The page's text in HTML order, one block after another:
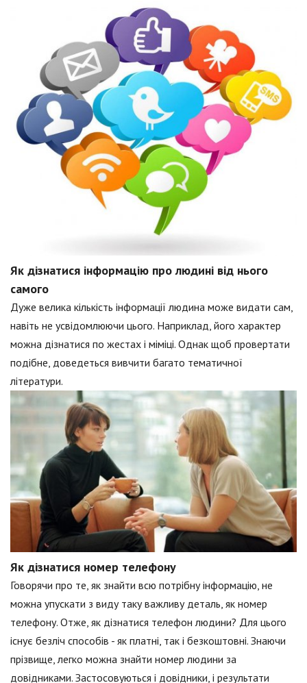
Як дізнатися інформацію про людині від нього
самого
Дуже велика кількість інформації людина може видати сам,
навіть не усвідомлюючи цього. Наприклад, його характер
можна дізнатися по жестах і міміці. Однак щоб провертати
подібне, доведеться вивчити багато тематичної
літератури.
Як дізнатися номер телефону
Говорячи про те, як знайти всю потрібну інформацію, не
можна упускати з виду таку важливу деталь, як номер
телефону. Отже, як дізнатися телефон людини? Для цього
існує безліч способів - як платні, так і безкоштовні. Знаючи
прізвище, легко можна знайти номер людини за
довідниками. Застосовуються і довідники, і результати